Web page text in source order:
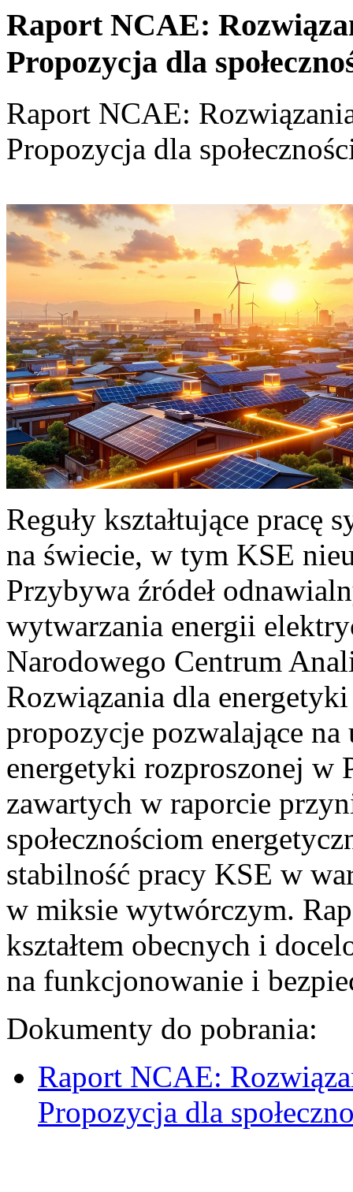
Raport NCAE:
Propozycja dla
Raport NCAE:
Propozycja dla
Reguły kształtujące pracę
na świecie, w tym KSE
Przybywa źródeł
wytwarzania energii
Narodowego Centrum
Rozwiązania dla
propozycje pozwalające
energetyki rozproszonej w
zawartych w raporcie
społecznościom
stabilność pracy KSE w
w miksie wytwórczym.
kształtem obecnych i
na funkcjonowanie i
Dokumenty do pobrania:
Raport NCAE:
Propozycja dla